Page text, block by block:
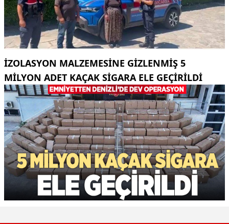
İZOLASYON MALZEMESINE GIZLENMIŞ 5
MILYON ADET KAÇAK SIGARA ELE GEÇIRILDI